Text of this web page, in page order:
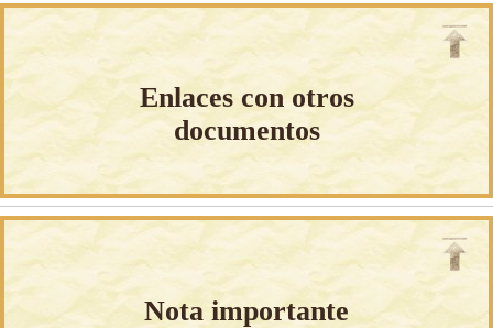
Enlaces con otros
documentos
Nota importante